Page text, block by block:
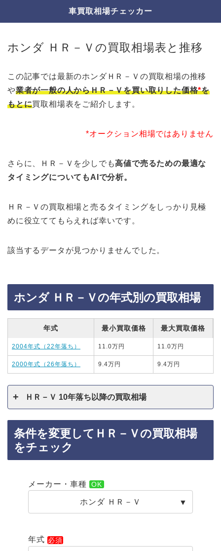
車買取相場チェッカー
ホンダ ＨＲ－Ｖの買取相場表と推移
この記事では最新のホンダＨＲ－Ｖの買取相場の推移
や業者が一般の人からＨＲ－Ｖを買い取りした価格*を
もとに買取相場表をご紹介します。
*オークション相場ではありません
さらに、ＨＲ－Ｖを少しでも高値で売るための最適な
タイミングについてもAIで分析。
ＨＲ－Ｖの買取相場と売るタイミングをしっかり見極
めに役立ててもらえれば幸いです。
該当するデータが見つかりませんでした。
ホンダ ＨＲ－Ｖの年式別の買取相場
年式 最小買取価格 最大買取価格
2004年式（22年落ち） 11.0万円 11.0万円
2000年式（26年落ち） 9.4万円 9.4万円
ＨＲ－Ｖ 10年落ち以降の買取相場
条件を変更してＨＲ－Ｖの買取相場
をチェック
メーカー・車種
ホンダ ＨＲ－Ｖ
年式